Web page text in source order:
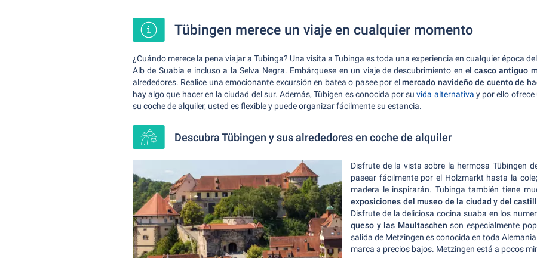
Tübingen merece un viaje en cualquier momento
¿Cuándo merece la pena viajar a Tubinga? Una visita a Tubinga es toda una experiencia en cualquier época
Alb de Suabia e incluso a la Selva Negra. Embárquese en un viaje de descubrimiento en el casco antiguo
alrededores. Realice una emocionante excursión en batea o pasee por elmercado navideño de cuento de
hay algo que hacer en la ciudad del sur. Además, Tübigen es conocida por suvida alternativa y por ello
su coche de alquiler, usted es flexible y puede organizar fácilmente su estancia.
Descubra Tübingen y sus alrededores en coche de alquiler
Disfrute de la vista sobre la hermosa Tübingen
pasear fácilmente por el Holzmarkt hasta la
madera le inspirarán. Tubinga también tiene
exposiciones del museo de la ciudad y del
Disfrute de la deliciosa cocina suaba en los
queso y las Maultaschen son especialmente
salida de Metzingen es conocida en toda
marca a precios bajos. Metzingen está a pocos